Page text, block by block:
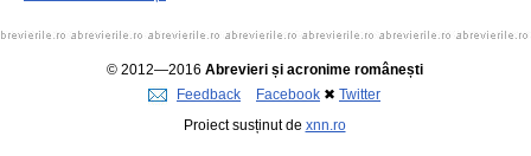
© 2012—2016 Abrevieri și acronime românești
Feedback
Facebook ✖ Twitter
Proiect susținut de xnn.ro